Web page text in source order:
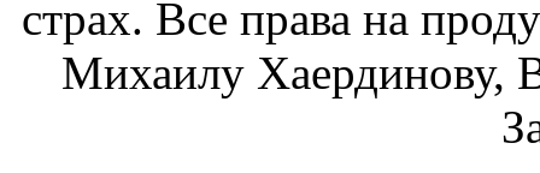
страх. Все права на
Михаилу Хаердинову,